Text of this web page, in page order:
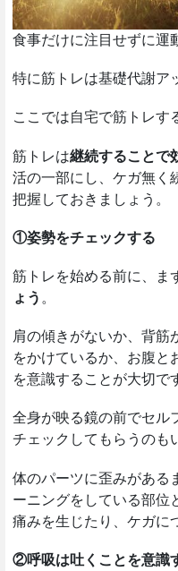
食事だけに注目せずに運
特に筋トレは基礎代謝ア
ここでは自宅で筋トレす
筋トレは継続することで
活の一部にし、ケガ無く
把握しておきましょう。
①姿勢をチェックする
筋トレを始める前に、ま
ょう 。
肩の傾きがないか、背筋
をかけているか、お腹と
を意識することが大切で
全身が映る鏡の前でセル
チェックしてもらうのも
体のパーツに歪みがある
ーニングをしている部位
痛みを生じたり、ケガに
②呼吸は吐くことを意識